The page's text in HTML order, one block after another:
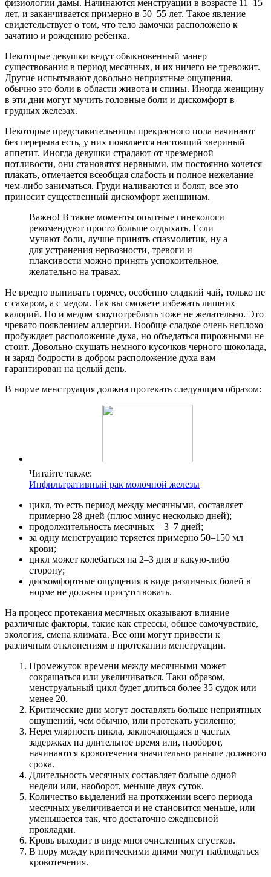
физиологии дамы. Начинаются менструации в возрасте 11–15
лет, и заканчивается примерно в 50–55 лет. Такое явление
свидетельствует о том, что тело дамочки расположено к
зачатию и рождению ребенка.
Некоторые девушки ведут обыкновенный манер
существования в период месячных, и их ничего не тревожит.
Другие испытывают довольно неприятные ощущения,
обычно это боли в области живота и спины. Иногда женщину
в эти дни могут мучить головные боли и дискомфорт в
грудных железах.
Некоторые представительницы прекрасного пола начинают
без перерыва есть, у них появляется настоящий звериный
аппетит. Иногда девушки страдают от чрезмерной
потливости, они становятся нервными, им постоянно хочется
плакать, отмечается всеобщая слабость и полное нежелание
чем-либо заниматься. Груди наливаются и болят, все это
приносит существенный дискомфорт женщинам.
Важно! В такие моменты опытные гинекологи
рекомендуют просто больше отдыхать. Если
мучают боли, лучше принять спазмолитик, ну а
для устранения нервозности, тревоги и
плаксивости можно принять успокоительное,
желательно на травах.
Не вредно выпивать горячее, особенно сладкий чай, только не
с сахаром, а с медом. Так вы сможете избежать лишних
калорий. Но и медом злоупотреблять тоже не желательно. Это
чревато появлением аллергии. Вообще сладкое очень неплохо
пробуждает расположение духа, но объедаться пирожными не
стоит. Довольно скушать немного кусочков черного шоколада,
и заряд бодрости в добром расположение духа вам
гарантирован на целый день.
В норме менструация должна протекать следующим образом:
Читайте также:
Инфильтративный рак молочной железы
цикл, то есть период между месячными, составляет
примерно 28 дней (плюс минус несколько дней);
продолжительность месячных – 3–7 дней;
за одну менструацию теряется примерно 50–150 мл
крови;
цикл может колебаться на 2–3 дня в какую-либо
сторону;
дискомфортные ощущения в виде различных болей в
норме не должны присутствовать.
На процесс протекания месячных оказывают влияние
различные факторы, такие как стрессы, общее самочувствие,
экология, смена климата. Все они могут привести к
различным отклонениям в протекании менструации.
Промежуток времени между месячными может
сокращаться или увеличиваться. Таки образом,
менструальный цикл будет длиться более 35 судок или
менее 20.
Критические дни могут доставлять больше неприятных
ощущений, чем обычно, или протекать усиленно;
Нерегулярность цикла, заключающаяся в частых
задержках на длительное время или, наоборот,
начинаются кровотечения значительно раньше должного
срока.
Длительность месячных составляет больше одной
недели или, наоборот, меньше двух суток.
Количество выделений на протяжении всего периода
месячных увеличивается и не становится меньше, или
уменьшается так, что достаточно ежедневной
прокладки.
Кровь выходит в виде многочисленных сгустков.
В пору между критическими днями могут наблюдаться
кровотечения.